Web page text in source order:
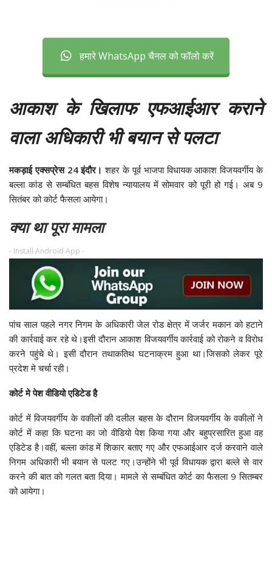
हमारे WhatsApp चैनल को फॉलो करें
आकाश के खिलाफ एफआईआर कराने
वाला अधिकारी भी बयान से पलटा
मकड़ाई एक्सप्रेस 24 इंदौर। शहर के पूर्व भाजपा विधायक आकाश विजयवर्गीय के
बल्ला कांड से सम्बंधित बहस विशेष न्यायालय में सोमवार को पूरी हो गई। अब 9
सितंबर को कोर्ट फैसला आयेगा।
क्या था पूरा मामला
- Install Android App -
पांच साल पहले नगर निगम के अधिकारी जेल रोड क्षेत्र में जर्जर मकान को हटाने
की कार्रवाई कर रहे थे।इसी दौरान आकाश विजयवर्गीय कार्रवाई को रोकने व विरोध
करने पहुंचे थे। इसी दौरान तथाकतिथ घटनाक्रम हुआ था।जिसको लेकर पूरे
प्रदेश मे चर्चा रही।
कोर्ट मे पेश वीडियो एडिटेड है
कोर्ट में विजयवर्गीय के वकीलों की दलील बहस के दौरान विजयवर्गीय के वकीलों ने
कोर्ट में कहा कि घटना का जो वीडियो पेश किया गया और बहुप्रसारित हुआ वह
एडिटेड है।वहीं, बल्ला कांड में शिकार बताए गए और एफआईआर दर्ज करवाने वाले
निगम अधिकारी भी बयान से पलट गए।उन्होंने भी पूर्व विधायक द्वारा बल्ले से वार
करने की बात को गलत बता दिया। मामले से सम्बंधित कोर्ट का फैसला 9 सितम्बर
को आयेगा।